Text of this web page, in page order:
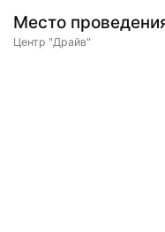
Место
Центр "Драйв"